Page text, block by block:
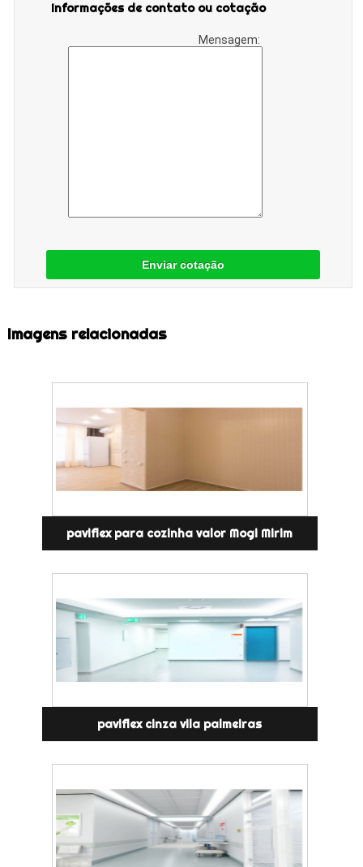
Informações de contato ou cotação
Mensagem:
Enviar cotação
Imagens relacionadas
paviflex para cozinha valor Mogi Mirim
paviflex cinza vila palmeiras